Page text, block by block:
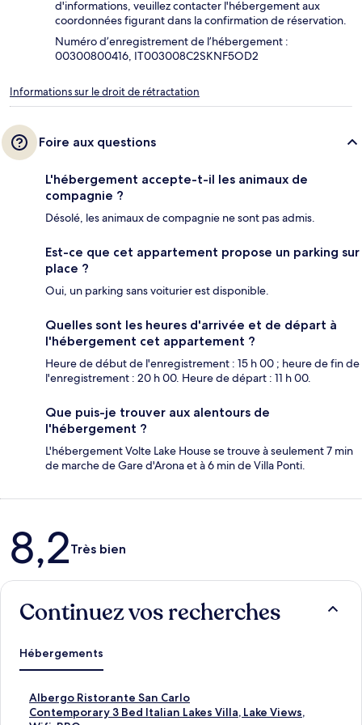
d'informations, veuillez contacter l'hébergement aux
coordonnées figurant dans la confirmation de réservation.
Numéro d’enregistrement de l’hébergement :
00300800416, IT003008C2SKNF5OD2
Informations sur le droit de rétractation
Foire aux questions
L'hébergement accepte-t-il les animaux de
compagnie ?
Désolé, les animaux de compagnie ne sont pas admis.
Est-ce que cet appartement propose un parking sur
place ?
Oui, un parking sans voiturier est disponible.
Quelles sont les heures d'arrivée et de départ à
l'hébergement cet appartement ?
Heure de début de l'enregistrement : 15 h 00 ; heure de fin de
l'enregistrement : 20 h 00. Heure de départ : 11 h 00.
Que puis-je trouver aux alentours de
l'hébergement ?
L'hébergement Volte Lake House se trouve à seulement 7 min
de marche de Gare d'Arona et à 6 min de Villa Ponti.
Avis
8,2Très bien
Continuez vos recherches
Hébergements
Albergo Ristorante San Carlo
L
iContemporary 3 Bed Italian Lakes Villa, Lake Views,
L